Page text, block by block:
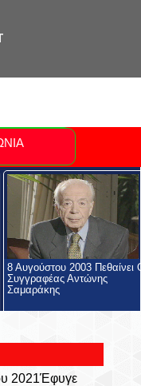
8 Αυγούστου 2003 Πεθαίνει
Συγγραφέας Αντώνης
Σαμαράκης
2021Έφυγε